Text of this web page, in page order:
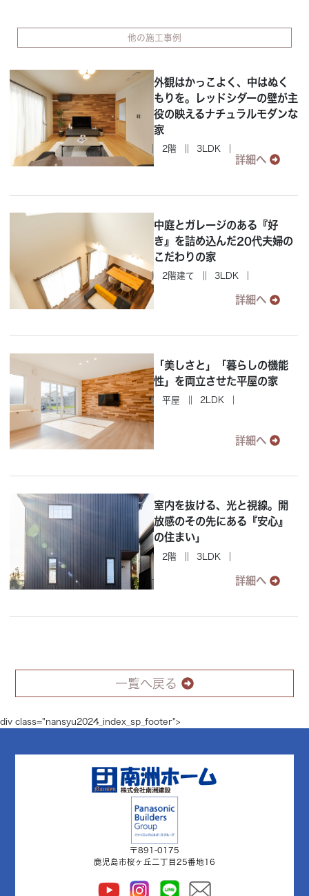
他の施工事例
外観はかっこよく、中はぬく
もりを。レッドシダーの壁が主
役の映えるナチュラルモダンな
家
2階 3LDK
詳細へ
中庭とガレージのある『好
き』を詰め込んだ20代夫婦の
こだわりの家
2階建て 3LDK
詳細へ
「美しさと」「暮らしの機能
性」を両立させた平屋の家
平屋 2LDK
詳細へ
室内を抜ける、光と視線。開
放感のその先にある『安心』
の住まい」
2階 3LDK
詳細へ
一覧へ戻る
div class="nansyu2024_index_sp_footer">
〒891-0175
鹿児島市桜ヶ丘二丁目25番地16